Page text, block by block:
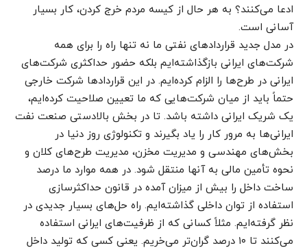
ادعا می‌کنند؟ به هر حال از کیسه مردم خرج کردن، کار بسیار
آسانی است.
در مدل جدید قراردادهای نفتی ما نه تنها راه را برای همه
شرکت‌های ایرانی بازگذاشته‌ایم بلکه حضور حداکثری شرکت‌های
ایرانی در طرح‌ها را الزام کرده‌ایم. در این قراردادها شرکت خارجی
حتماً باید از میان شرکت‌هایی که ما تعیین صلاحیت کرده‌ایم،
یک شریک ایرانی داشته باشد. تا در بخش بالادستی صنعت نفت
ایرانی‌ها به مرور کار را یاد بگیرند و تکنولوژی روز دنیا در
بخش‌های مهندسی و مدیریت مخزن، مدیریت طرح‌های کلان و
نحوه تأمین مالی به آنها منتقل شود. در همه موارد ما درصد
ساخت داخل را بیش از میزان آمده در قانون حداکثر‌سازی
استفاده از توان داخلی گذاشته‌ایم. راه حل‌های بسیار جدیدی در
نظر گرفته‌ایم. مثلاً کسانی که از ظرفیت‌های ایرانی استفاده
می‌کنند تا ۱۰ درصد گران‌تر می‌خریم. یعنی کسی که تولید داخل